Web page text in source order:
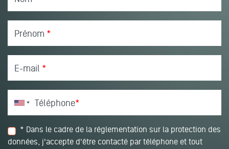
Prénom *
E-mail *
Téléphone*
* Dans le cadre de la réglementation sur la protection des
données, j'accepte d'être contacté par téléphone et tout